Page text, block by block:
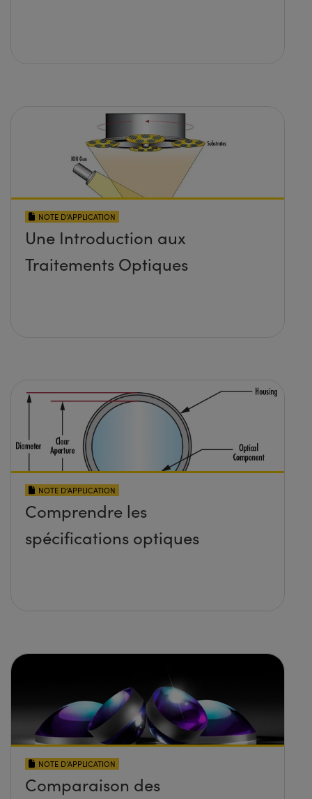
NOTE D’APPLICATION
Une Introduction aux
Traitements Optiques
NOTE D’APPLICATION
Comprendre les
spécifications optiques
NOTE D’APPLICATION
Comparaison des